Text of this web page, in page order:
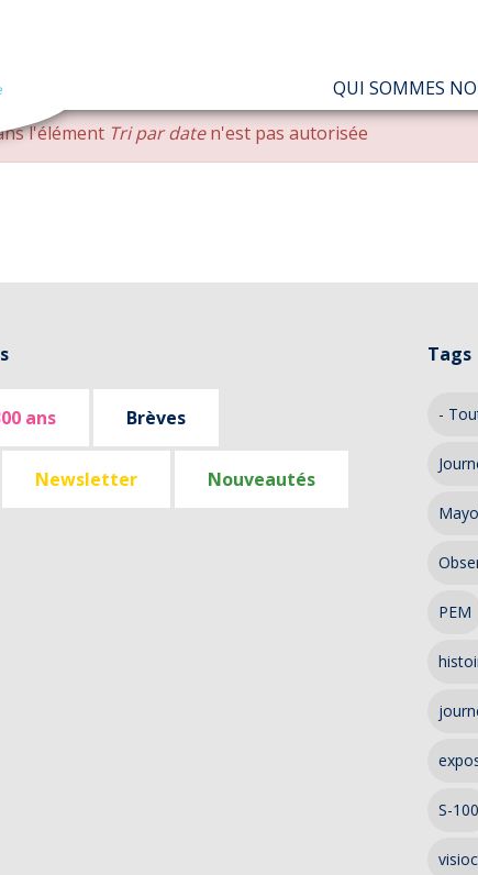
NAVIGATION
PRINCIPALE
QUI SOMMES
l'élément Tri par daten'est pas autorisée
ans Brèves
Newsletter Nouveautés
Tags
-
PEM
S-100